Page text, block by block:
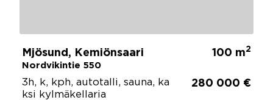
Mjösund, Kemiönsaari
Nordvikintie 550
100 m2
3h, k, kph, autotalli, sauna, ka
ksi kylmäkellaria
280 000 €